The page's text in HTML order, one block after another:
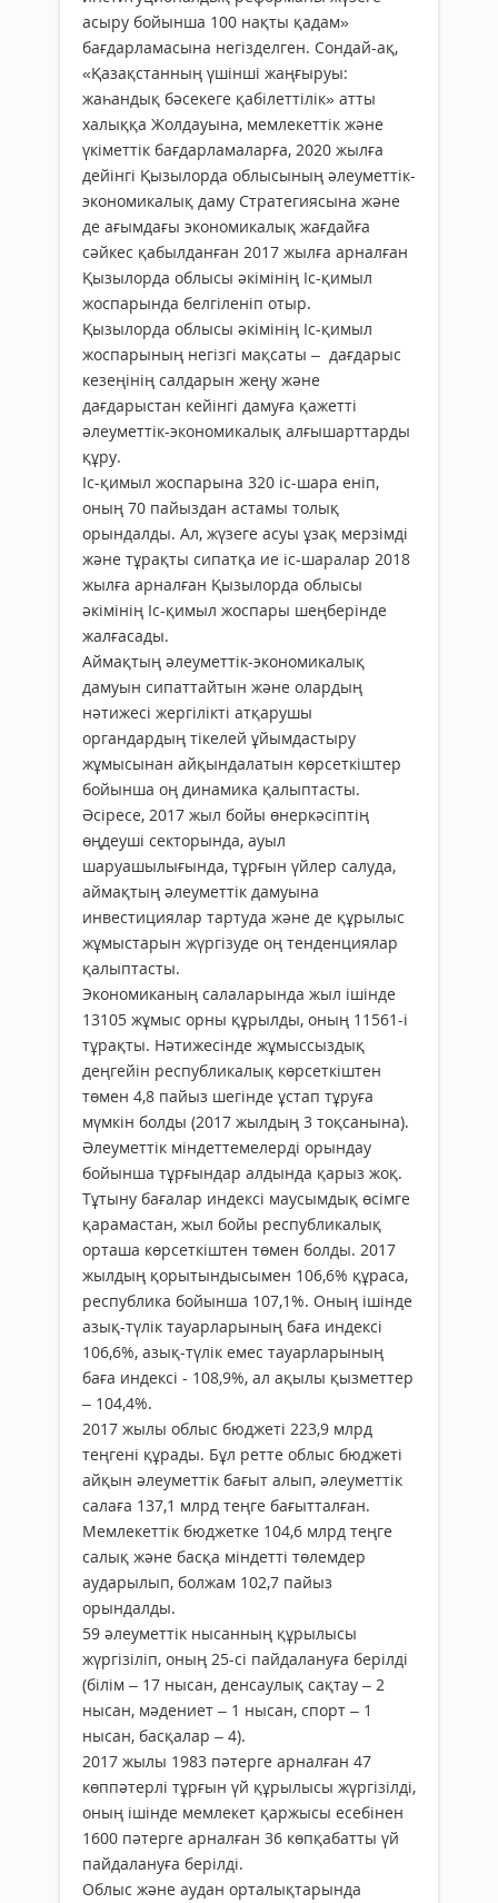
асыру бойынша 100 нақты қадам»
бағдарламасына негізделген. Сондай-ақ,
«Қазақстанның үшінші жаңғыруы:
жаһандық бәсекеге қабілеттілік» атты
халыққа Жолдауына, мемлекеттік және
үкіметтік бағдарламаларға, 2020 жылға
дейінгі Қызылорда облысының әлеуметтік-
экономикалық даму Стратегиясына және
де ағымдағы экономикалық жағдайға
сәйкес қабылданған 2017 жылға арналған
Қызылорда облысы әкімінің Іс-қимыл
жоспарында белгіленіп отыр.
Қызылорда облысы әкімінің Іс-қимыл
жоспарының негізгі мақсаты – дағдарыс
кезеңінің салдарын жеңу және
дағдарыстан кейінгі дамуға қажетті
әлеуметтік-экономикалық алғышарттарды
құру.
Іс-қимыл жоспарына 320 іс-шара еніп,
оның 70 пайыздан астамы толық
орындалды. Ал, жүзеге асуы ұзақ мерзімді
және тұрақты сипатқа ие іс-шаралар 2018
жылға арналған Қызылорда облысы
әкімінің Іс-қимыл жоспары шеңберінде
жалғасады.
Аймақтың әлеуметтік-экономикалық
дамуын сипаттайтын және олардың
нәтижесі жергілікті атқарушы
органдардың тікелей ұйымдастыру
жұмысынан айқындалатын көрсеткіштер
бойынша оң динамика қалыптасты.
Әсіресе, 2017 жыл бойы өнеркәсіптің
өңдеуші секторында, ауыл
шаруашылығында, тұрғын үйлер салуда,
аймақтың әлеуметтік дамуына
инвестициялар тартуда және де құрылыс
жұмыстарын жүргізуде оң тенденциялар
қалыптасты.
Экономиканың салаларында жыл ішінде
13105 жұмыс орны құрылды, оның 11561-і
тұрақты. Нәтижесінде жұмыссыздық
деңгейін республикалық көрсеткіштен
төмен 4,8 пайыз шегінде ұстап тұруға
мүмкін болды (2017 жылдың 3 тоқсанына).
Әлеуметтік міндеттемелерді орындау
бойынша тұрғындар алдында қарыз жоқ.
Тұтыну бағалар индексі маусымдық өсімге
қарамастан, жыл бойы республикалық
орташа көрсеткіштен төмен болды. 2017
жылдың қорытындысымен 106,6% құраса,
республика бойынша 107,1%. Оның ішінде
азық-түлік тауарларының баға индексі
106,6%, азық-түлік емес тауарларының
баға индексі - 108,9%, ал ақылы қызметтер
– 104,4%.
2017 жылы облыс бюджеті 223,9 млрд
теңгені құрады. Бұл ретте облыс бюджеті
айқын әлеуметтік бағыт алып, әлеуметтік
салаға 137,1 млрд теңге бағытталған.
Мемлекеттік бюджетке 104,6 млрд теңге
салық және басқа міндетті төлемдер
аударылып, болжам 102,7 пайыз
орындалды.
59 әлеуметтік нысанның құрылысы
жүргізіліп, оның 25-сі пайдалануға берілді
(білім – 17 нысан, денсаулық сақтау – 2
нысан, мәдениет – 1 нысан, спорт – 1
нысан, басқалар – 4).
2017 жылы 1983 пәтерге арналған 47
көппәтерлі тұрғын үй құрылысы жүргізілді,
оның ішінде мемлекет қаржысы есебінен
1600 пәтерге арналған 36 көпқабатты үй
пайдалануға берілді.
Облыс және аудан орталықтарында